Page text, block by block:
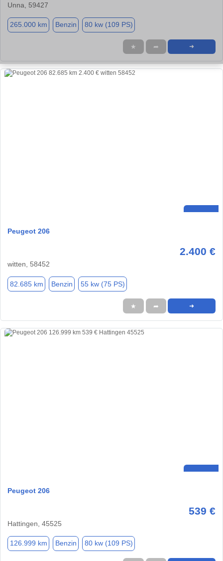
Unna, 59427
265.000 km Benzin 80 kw (109 PS)
★ ➦ ➜
Peugeot 206
2.400 €
witten, 58452
82.685 km Benzin 55 kw (75 PS)
★ ➦ ➜
Peugeot 206
539 €
Hattingen, 45525
126.999 km Benzin 80 kw (109 PS)